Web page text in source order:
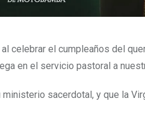
celebrar el cumpleaños del
en el servicio pastoral a
sacerdotal, y que la